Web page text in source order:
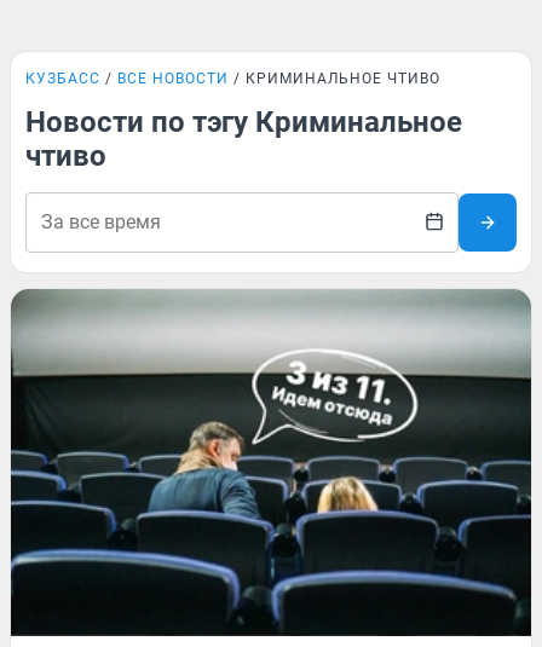
КУЗБАСС ВСЕ НОВОСТИ КРИМИНАЛЬНОЕ ЧТИВО
Новости по тэгу Криминальное
чтиво